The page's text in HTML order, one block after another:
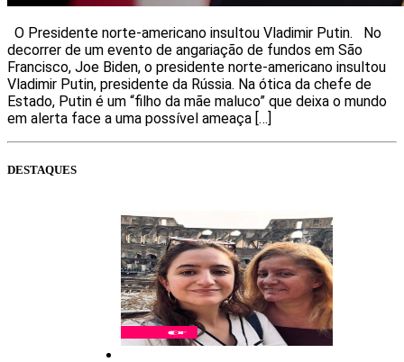
O Presidente norte-americano insultou Vladimir Putin. No
decorrer de um evento de angariação de fundos em São
Francisco, Joe Biden, o presidente norte-americano insultou
Vladimir Putin, presidente da Rússia. Na ótica da chefe de
Estado, Putin é um “filho da mãe maluco” que deixa o mundo
em alerta face a uma possível ameaça […]
DESTAQUES